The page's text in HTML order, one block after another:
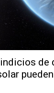
de